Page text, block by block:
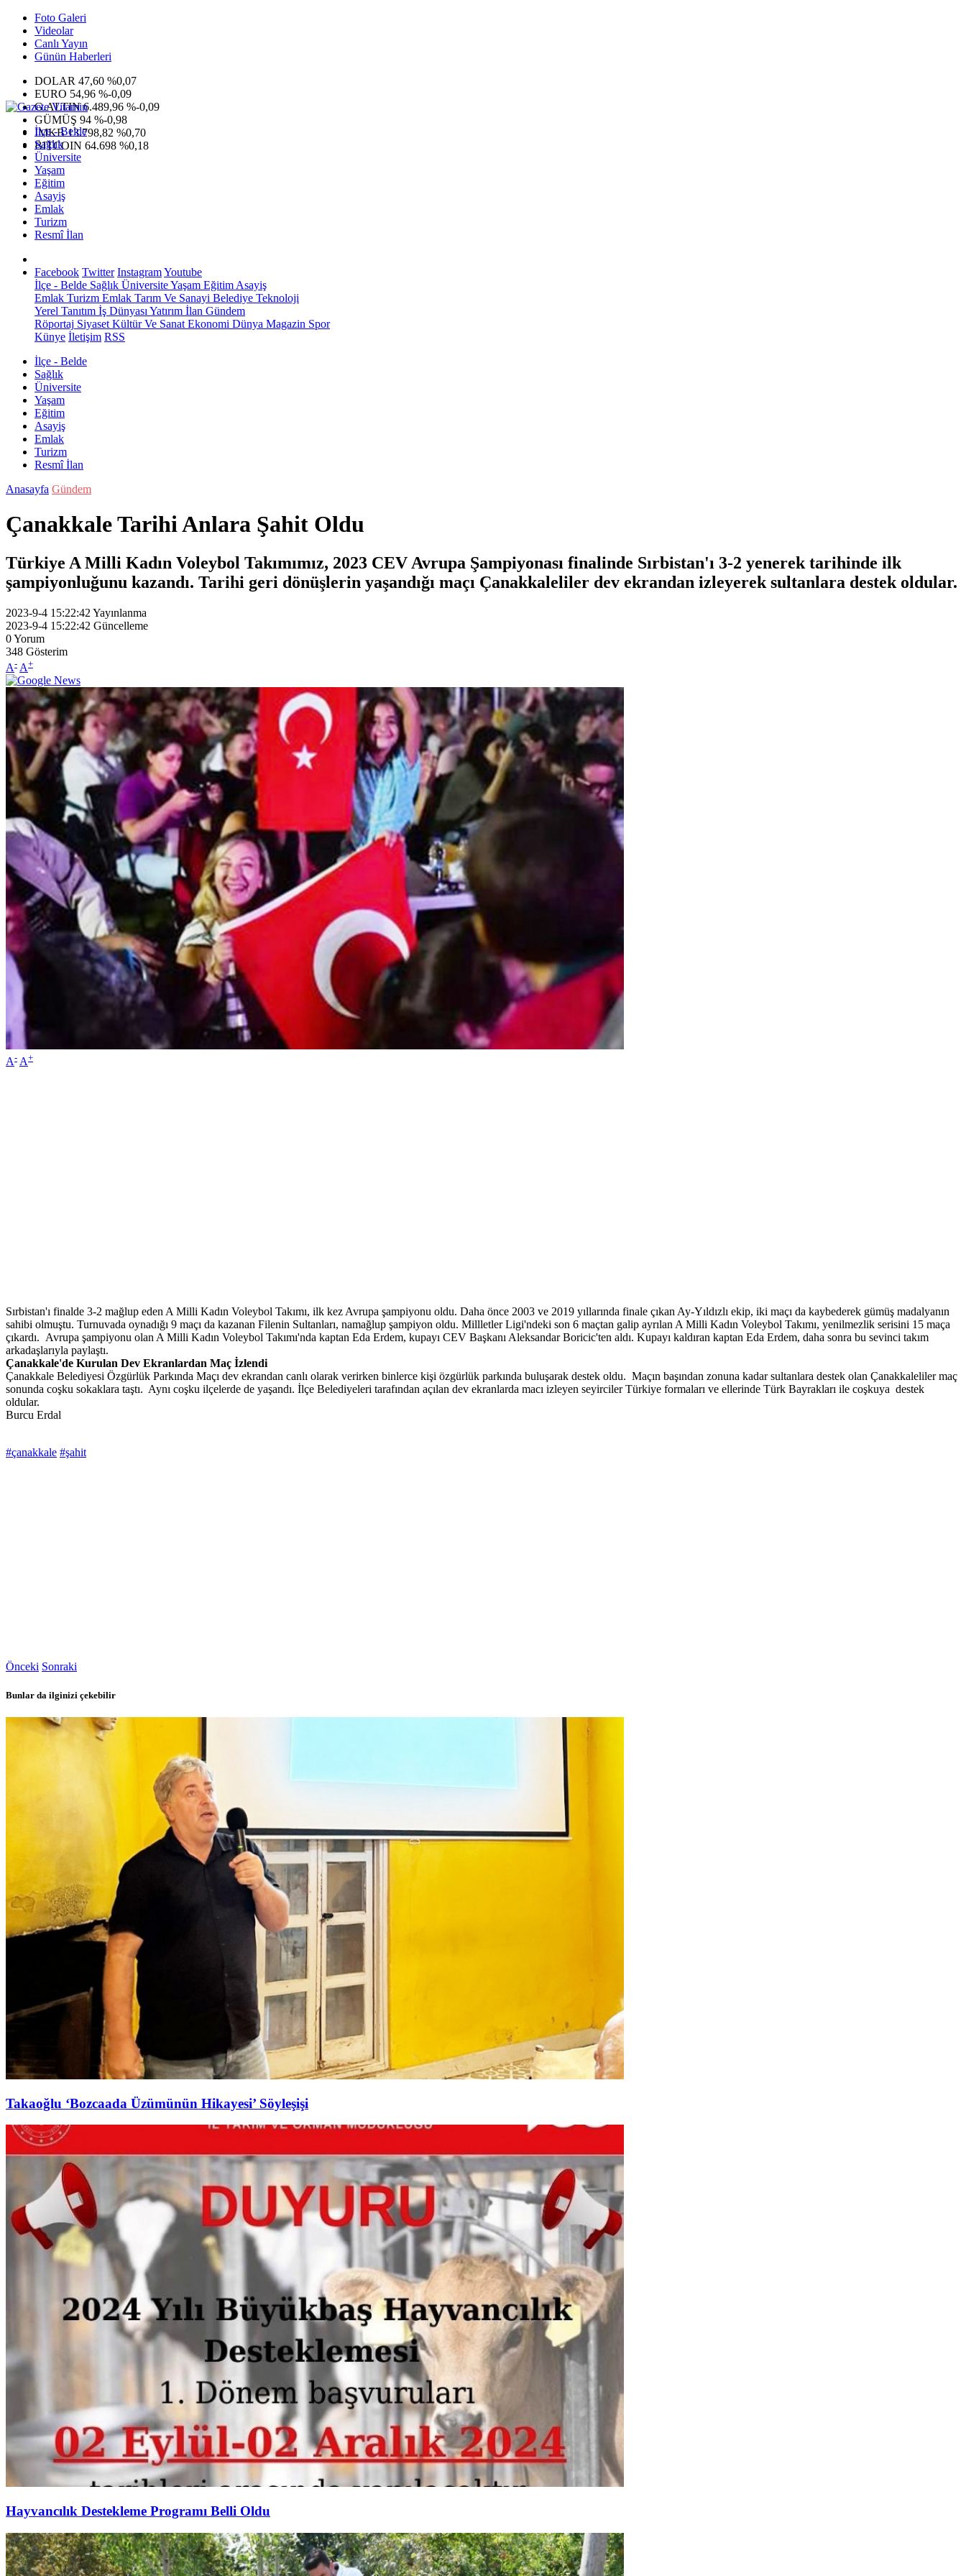
Foto Galeri
Videolar
Canlı Yayın
Günün Haberleri
DOLAR 47,60 %0,07
EURO 54,96 %-0,09
G.ALTIN6.489,96 %-0,09
GÜMÜŞ 94 %-0,98
IMKB13.798,82 %0,70
BITCOIN 64.698 %0,18
İlçe - Belde
Sağlık
Üniversite
Yaşam
Eğitim
Asayiş
Emlak
Turizm
Resmî İlan
Facebook Twitter InstagramYoutube
İlçe - Belde Sağlık ÜniversiteYaşam Eğitim Asayiş
Emlak Turizm Emlak Tarım Ve Sanayi Belediye Teknoloji
Yerel Tanıtım İş Dünyası Yatırım İlan Gündem
Röportaj Siyaset Kültür Ve Sanat Ekonomi Dünya Magazin Spor
Künye İletişim RSS
İlçe - Belde
Sağlık
Üniversite
Yaşam
Eğitim
Asayiş
Emlak
Turizm
Resmî İlan
Anasayfa Gündem
Çanakkale Tarihi Anlara Şahit Oldu
Türkiye A Milli Kadın Voleybol Takımımız, 2023 CEV Avrupa Şampiyonası finalinde Sırbistan'ı 3-2 yenerek tarihinde ilk
şampiyonluğunu kazandı. Tarihi geri dönüşlerin yaşandığı maçı Çanakkaleliler dev ekrandan izleyerek sultanlara destek oldular.
2023-9-4 15:22:42 Yayınlanma
2023-9-4 15:22:42 Güncelleme
0Yorum
348 Gösterim
A- A+
A- A+
Sırbistan'ı finalde 3-2 mağlup eden A Milli Kadın Voleybol Takımı, ilk kez Avrupa şampiyonu oldu. Daha önce 2003 ve 2019 yıllarında finale çıkan Ay-Yıldızlı ekip, iki maçı da kaybederek gümüş madalyanın
sahibi olmuştu. Turnuvada oynadığı 9 maçı da kazanan Filenin Sultanları, namağlup şampiyon oldu. Millletler Ligi'ndeki son 6 maçtan galip ayrılan A Milli Kadın Voleybol Takımı, yenilmezlik serisini 15 maça
çıkardı. Avrupa şampiyonu olan A Milli Kadın Voleybol Takımı'nda kaptan Eda Erdem, kupayı CEV Başkanı Aleksandar Boricic'ten aldı. Kupayı kaldıran kaptan Eda Erdem, daha sonra bu sevinci takım
arkadaşlarıyla paylaştı.
Çanakkale'de Kurulan Dev Ekranlardan Maç İzlendi
Çanakkale Belediyesi Özgürlük Parkında Maçı dev ekrandan canlı olarak verirken binlerce kişi özgürlük parkında buluşarak destek oldu. Maçın başından zonuna kadar sultanlara destek olan Çanakkaleliler maç
sonunda coşku sokaklara taştı. Aynı coşku ilçelerde de yaşandı. İlçe Belediyeleri tarafından açılan dev ekranlarda macı izleyen seyirciler Türkiye formaları ve ellerinde Türk Bayrakları ile coşkuya destek
oldular.
Burcu Erdal
#çanakkale #şahit
Önceki Sonraki
Bunlar da ilginizi çekebilir
Takaoğlu ‘Bozcaada Üzümünün Hikayesi’ Söyleşişi
Hayvancılık Destekleme Programı Belli Oldu